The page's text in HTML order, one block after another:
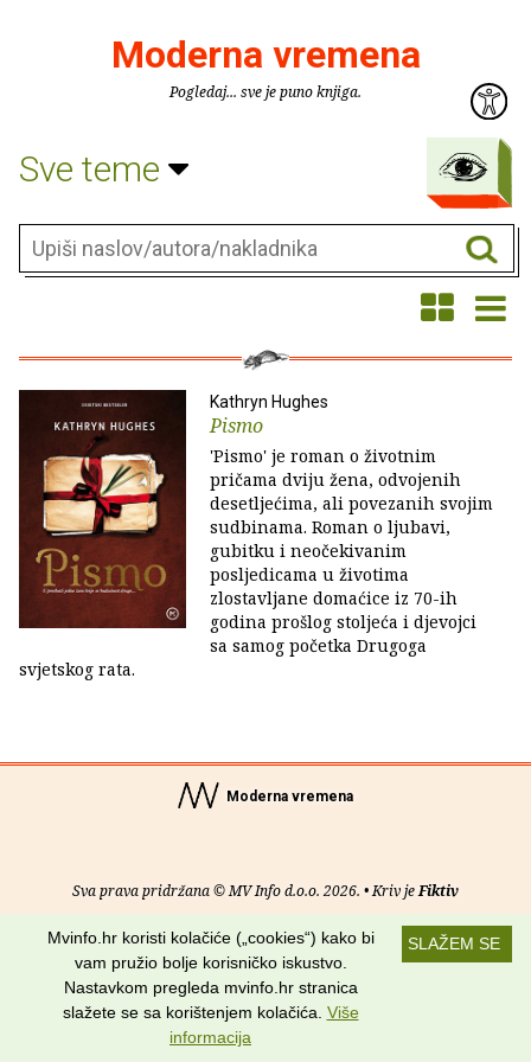
Moderna vremena
Pogledaj... sve je puno knjiga.
Sve teme
Kathryn Hughes
Pismo
'Pismo' je roman o životnim
pričama dviju žena, odvojenih
desetljećima, ali povezanih svojim
sudbinama. Roman o ljubavi,
gubitku i neočekivanim
posljedicama u životima
zlostavljane domaćice iz 70-ih
godina prošlog stoljeća i djevojci
sa samog početka Drugoga
svjetskog rata.
Moderna vremena
Sva prava pridržana © MV Info d.o.o. 2026. • Kriv jeFiktiv
O nama• Pomoć•Uvjeti korištenja•RSS kanali
Potraži nas na:
SLAŽEM SE
Mvinfo.hr koristi kolačiće („cookies“) kako bi
vam pružio bolje korisničko iskustvo.
Nastavkom pregleda mvinfo.hr stranica
slažete se sa korištenjem kolačića. Više
informacija